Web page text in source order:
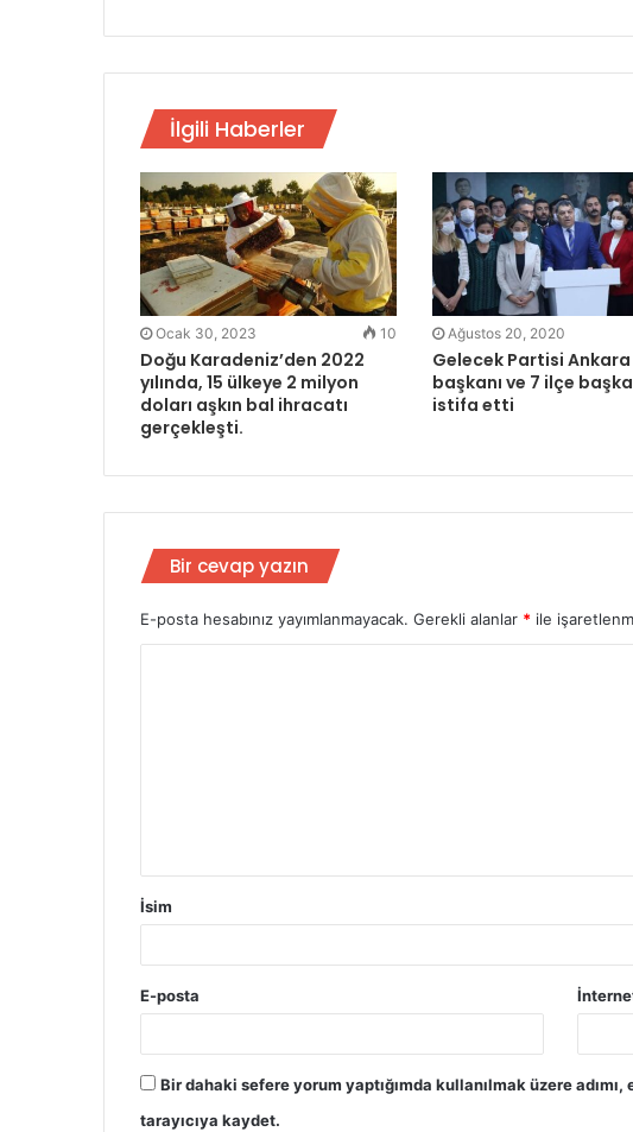
İlgili Haberler
Ocak 30, 2023 10
Doğu Karadeniz’den 2022
yılında, 15 ülkeye 2 milyon
doları aşkın bal ihracatı
gerçekleşti.
Ağustos 20, 2020
Gelecek Partisi Ankara
başkanı ve 7 ilçe
istifa etti
Bir cevap yazın
E-posta hesabınız yayımlanmayacak. Gerekli alanlar * ile
İsim
E-posta
Bir dahaki sefere yorum yaptığımda kullanılmak üzere
tarayıcıya kaydet.